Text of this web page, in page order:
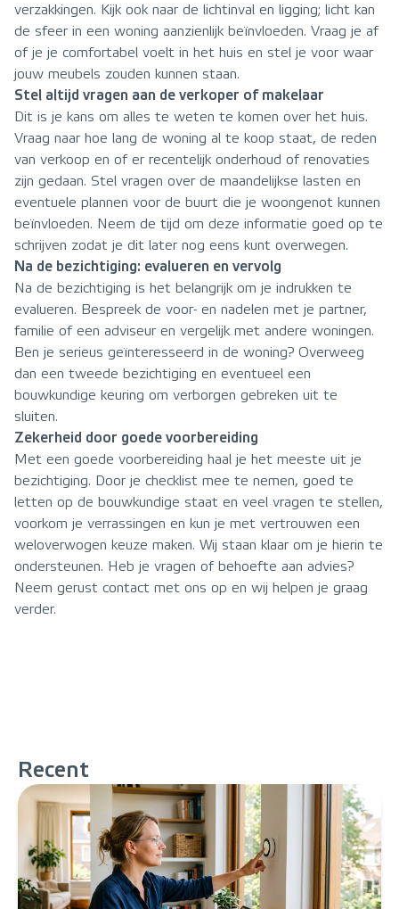
verzakkingen. Kijk ook naar de lichtinval en ligging; licht kan
de sfeer in een woning aanzienlijk beïnvloeden. Vraag je af
of je je comfortabel voelt in het huis en stel je voor waar
jouw meubels zouden kunnen staan.
Stel altijd vragen aan de verkoper of makelaar
Dit is je kans om alles te weten te komen over het huis.
Vraag naar hoe lang de woning al te koop staat, de reden
van verkoop en of er recentelijk onderhoud of renovaties
zijn gedaan. Stel vragen over de maandelijkse lasten en
eventuele plannen voor de buurt die je woongenot kunnen
beïnvloeden. Neem de tijd om deze informatie goed op te
schrijven zodat je dit later nog eens kunt overwegen.
Na de bezichtiging: evalueren en vervolg
Na de bezichtiging is het belangrijk om je indrukken te
evalueren. Bespreek de voor- en nadelen met je partner,
familie of een adviseur en vergelijk met andere woningen.
Ben je serieus geïnteresseerd in de woning? Overweeg
dan een tweede bezichtiging en eventueel een
bouwkundige keuring om verborgen gebreken uit te
sluiten.
Zekerheid door goede voorbereiding
Met een goede voorbereiding haal je het meeste uit je
bezichtiging. Door je checklist mee te nemen, goed te
letten op de bouwkundige staat en veel vragen te stellen,
voorkom je verrassingen en kun je met vertrouwen een
weloverwogen keuze maken. Wij staan klaar om je hierin te
ondersteunen. Heb je vragen of behoefte aan advies?
Neem gerust contact met ons op en wij helpen je graag
verder.
Recent